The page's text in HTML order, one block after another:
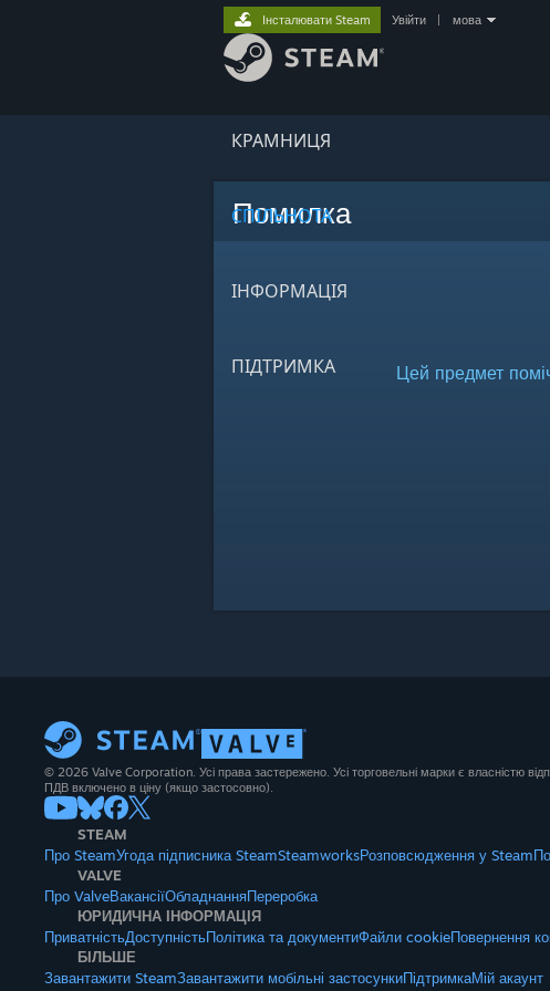
КРАМНИЦЯ
СПІЛЬНОТА
ІНФОРМАЦІЯ
ПІДТРИМКА
Інсталювати Steam Увійти мова
Помилка
Цей предмет
© 2026 Valve Corporation. Усі права застережено. Усі торговельні марки є власністю
ПДВ включено в ціну (якщо застосовно).
STEAM
Про SteamУгода підписника SteamSteamworksРозповсюдження у Steam
VALVE
Про ValveВакансіїОбладнанняПереробка
ЮРИДИЧНА ІНФОРМАЦІЯ
ПриватністьДоступністьПолітика та документиФайли cookieПовернення
БІЛЬШЕ
Завантажити SteamЗавантажити мобільні застосункиПідтримкаМій акаунт